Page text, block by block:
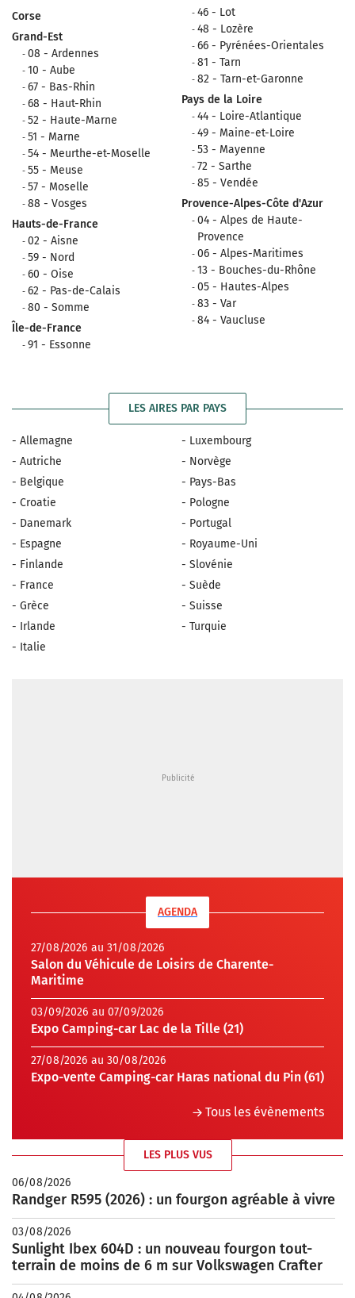
Corse
Grand-Est
08 - Ardennes
10 - Aube
67 - Bas-Rhin
68 - Haut-Rhin
52 - Haute-Marne
51 - Marne
54 - Meurthe-et-Moselle
55 - Meuse
57 - Moselle
88 - Vosges
Hauts-de-France
02 - Aisne
59 - Nord
60 - Oise
62 - Pas-de-Calais
80 - Somme
Île-de-France
91 - Essonne
46 - Lot
48 - Lozère
66 - Pyrénées-Orientales
81 - Tarn
82 - Tarn-et-Garonne
Pays de la Loire
44 - Loire-Atlantique
49 - Maine-et-Loire
53 - Mayenne
72 - Sarthe
85 - Vendée
Provence-Alpes-Côte d'Azur
04 - Alpes de Haute-
Provence
06 - Alpes-Maritimes
13 - Bouches-du-Rhône
05 - Hautes-Alpes
83 - Var
84 - Vaucluse
LES AIRES PAR PAYS
- Allemagne
- Autriche
- Belgique
- Croatie
- Danemark
- Espagne
- Finlande
- France
- Grèce
- Irlande
- Italie
- Luxembourg
- Norvège
- Pays-Bas
- Pologne
- Portugal
- Royaume-Uni
- Slovénie
- Suède
- Suisse
- Turquie
AGENDA
27/08/2026 au 31/08/2026
Salon du Véhicule de Loisirs de Charente-
Maritime
03/09/2026 au 07/09/2026
Expo Camping-car Lac de la Tille (21)
27/08/2026 au 30/08/2026
Expo-vente Camping-car Haras national du Pin (61)
Tous les évènements
LES PLUS VUS
06/08/2026
Randger R595 (2026) : un fourgon agréable à vivre
03/08/2026
Sunlight Ibex 604D : un nouveau fourgon tout-
terrain de moins de 6 m sur Volkswagen Crafter